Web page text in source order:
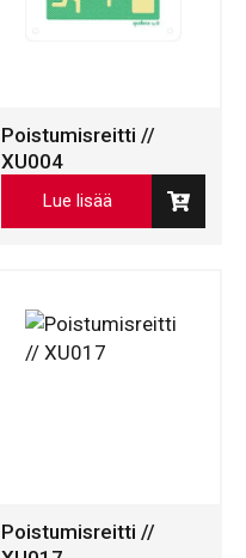
Poistumisreitti //
XU004
Lue lisää
Poistumisreitti //